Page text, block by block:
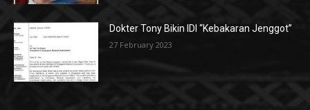
Dokter Tony Bikin IDI “Kebakaran Jenggot”
27 February 2023